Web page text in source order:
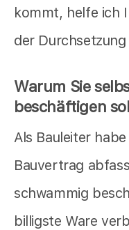
kommt, helfe ich
der Durchsetzung
Warum Sie
beschäftigen
Als Bauleiter
Bauvertrag
schwammig
billigste Ware